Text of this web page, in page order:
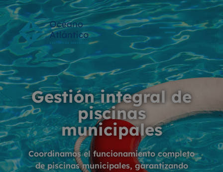
Gestión integral de
piscinas
municipales
Coordinamos el funcionamiento completo
de piscinas municipales, garantizando